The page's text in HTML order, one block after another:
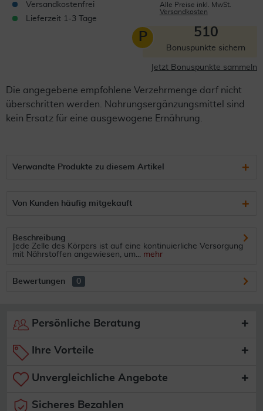
Versandkostenfrei
Lieferzeit 1-3 Tage
Alle Preise inkl. MwSt.
Versandkosten
P 510
Bonuspunkte sichern
Jetzt Bonuspunkte sammeln
Die angegebene empfohlene Verzehrmenge darf nicht
überschritten werden. Nahrungsergänzungsmittel sind
kein Ersatz für eine ausgewogene Ernährung.
Verwandte Produkte zu diesem Artikel
Von Kunden häufig mitgekauft
Beschreibung
Jede Zelle des Körpers ist auf eine kontinuierliche Versorgung
mit Nährstoffen angewiesen, um... mehr
Bewertungen 0
Persönliche Beratung
Ihre Vorteile
Unvergleichliche Angebote
Sicheres Bezahlen